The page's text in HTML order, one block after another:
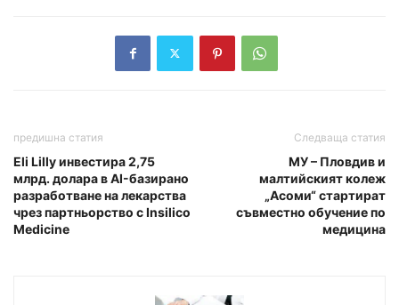
предишна статия
Eli Lilly инвестира 2,75
млрд. долара в AI-базирано
разработване на лекарства
чрез партньорство с Insilico
Medicine
Следваща статия
МУ – Пловдив и
малтийският колеж
„Асоми“ стартират
съвместно обучение по
медицина